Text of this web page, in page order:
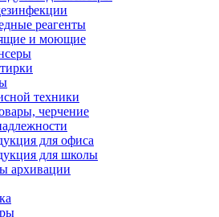
реагенты
и моющие
техники
черчение
для офиса
для школы
архивации